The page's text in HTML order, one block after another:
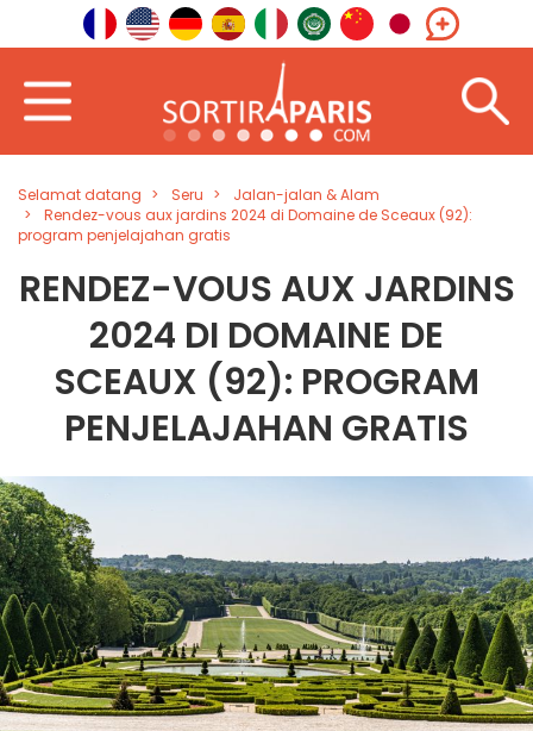
Selamat datang Seru
Jalan-jalan & Alam
Rendez-vous aux jardins 2024 di Domaine de Sceaux (92):
program penjelajahan gratis
RENDEZ-VOUS AUX JARDINS
2024 DI DOMAINE DE
SCEAUX (92): PROGRAM
PENJELAJAHAN GRATIS